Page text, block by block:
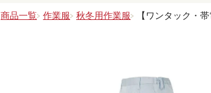
商品一覧 作業服 秋冬用作業服 【ワンタック・